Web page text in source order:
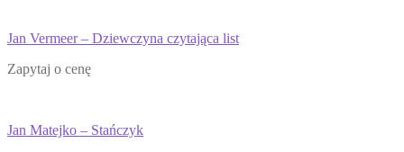
Jan Vermeer – Dziewczyna czytająca list
Zapytaj o cenę
Jan Matejko – Stańczyk